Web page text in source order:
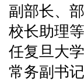
副部长、
校长助理
任复旦大
常务副书记